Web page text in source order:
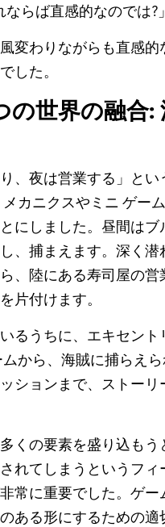
らば直感的なのでは?」
変わりながらも直感的
した。
の世界の融合:
り、夜は営業する」と
メカニクスやミニ ゲー
にしました。昼間は
、捕まえます。深く
、陸にある寿司屋の
片付けます。
るうちに、エキセン
ムから、海賊に捕らえ
ションまで、ストー
くの要素を盛り込も
れてしまうというフ
常に重要でした。ゲ
ある形にするための